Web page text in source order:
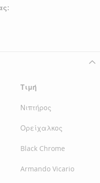
Τιμή
Νιπτήρος
Ορείχαλκος
Black Chrome
Armando Vicario